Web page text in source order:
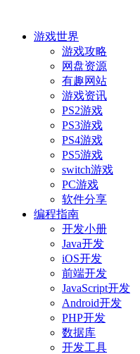
游戏世界
游戏攻略
网盘资源
有趣网站
游戏资讯
PS2游戏
PS3游戏
PS4游戏
PS5游戏
switch游戏
PC游戏
软件分享
编程指南
开发小册
Java开发
iOS开发
前端开发
JavaScript开发
Android开发
PHP开发
数据库
开发工具